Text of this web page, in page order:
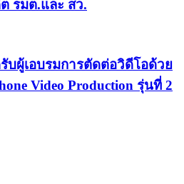
รมต.และ สว.
ผู้เอบรมการตัดต่อวิดีโอด้วย
Video Production รุ่นที่ 2